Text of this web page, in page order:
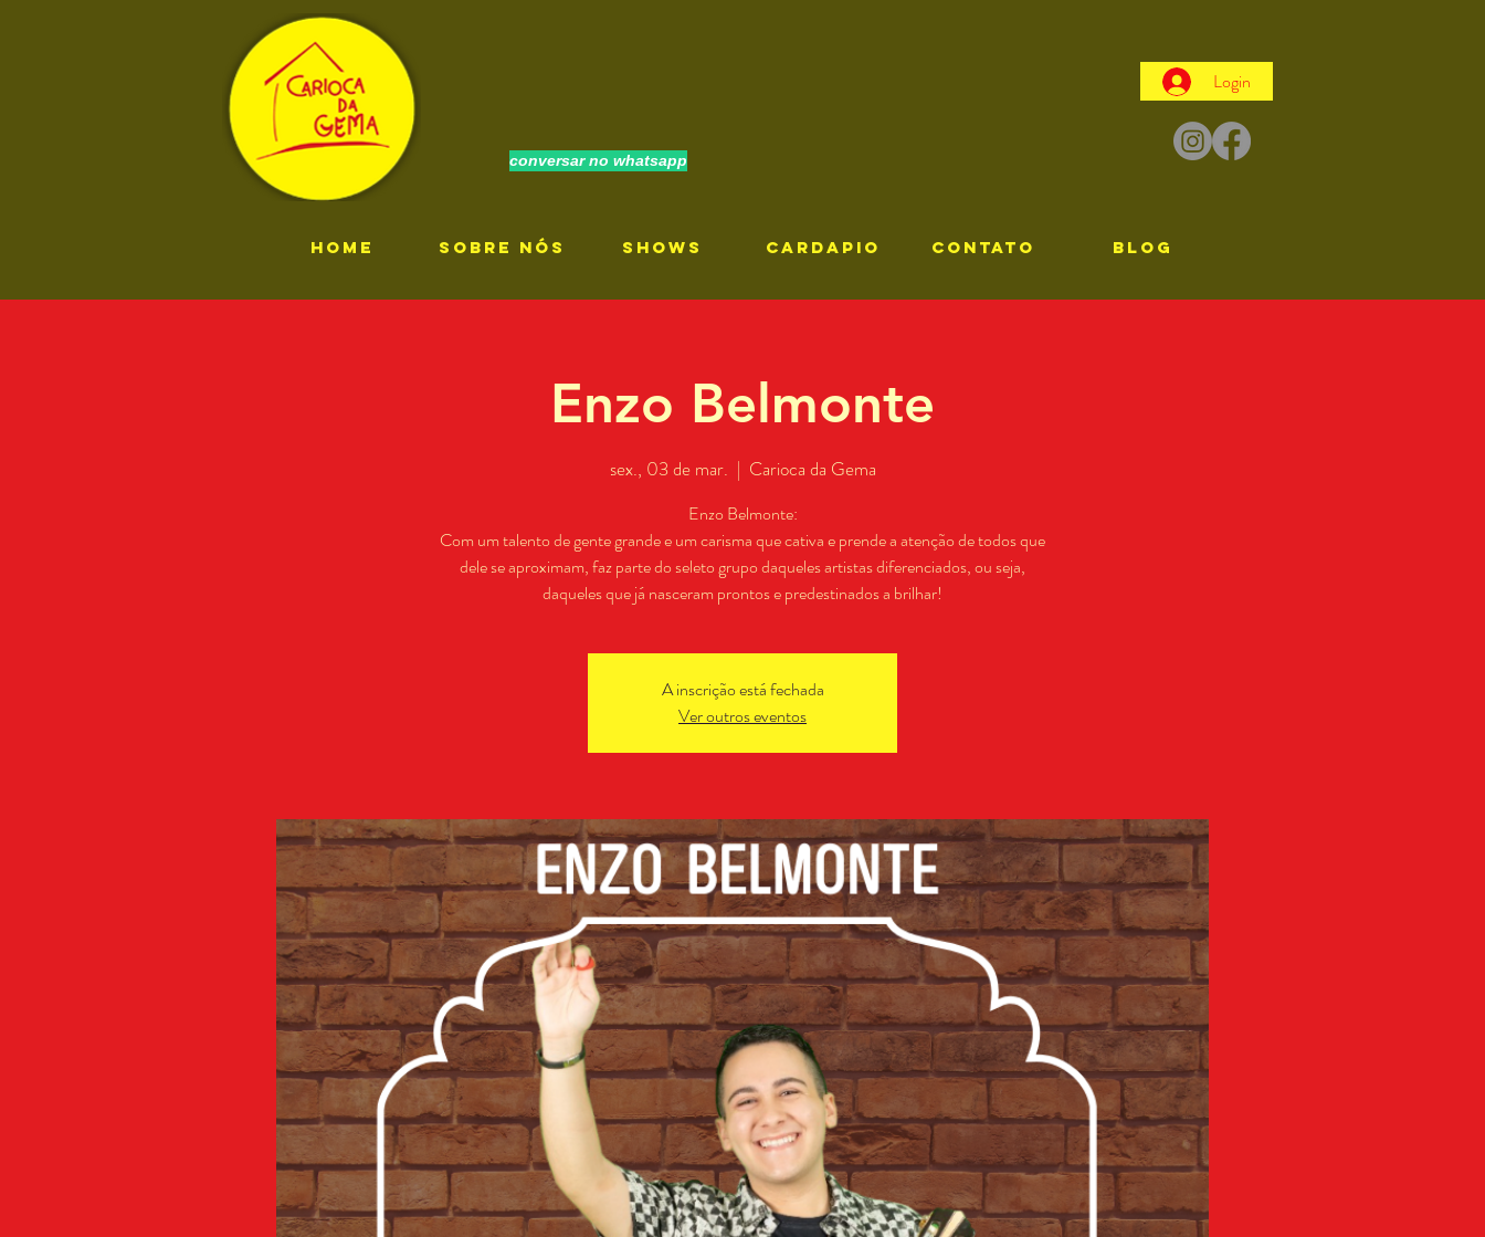
conversar no whatsapp
Login
HOME SOBRE NÓS SHOWS CARDAPIO CONTATO Blog
Enzo Belmonte
sex., 03 de mar.
  |
Carioca da Gema
Enzo Belmonte:
Com um talento de gente grande e um carisma que cativa e prende a atenção de todos que
dele se aproximam, faz parte do seleto grupo daqueles artistas diferenciados, ou seja,
daqueles que já nasceram prontos e predestinados a brilhar!
A inscrição está fechada
Ver outros eventos